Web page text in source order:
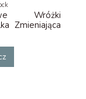
Wróżki
Zmieniająca